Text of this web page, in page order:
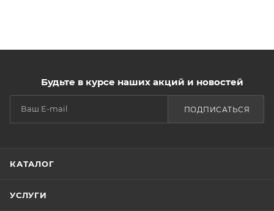
Будьте в курсе наших акций и новостей
ПОДПИСАТЬСЯ
КАТАЛОГ
УСЛУГИ